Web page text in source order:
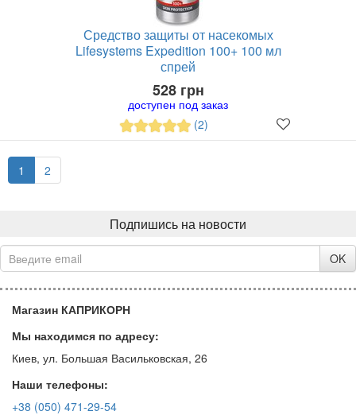
Средство защиты от насекомых
Lifesystems Expedition 100+ 100 мл
спрей
528 грн
доступен под заказ
(2)
1 2
Подпишись на новости
OK
Магазин КАПРИКОРН
Мы находимся по адресу:
Киев, ул. Большая Васильковская, 26
Наши телефоны:
+38 (050) 471-29-54